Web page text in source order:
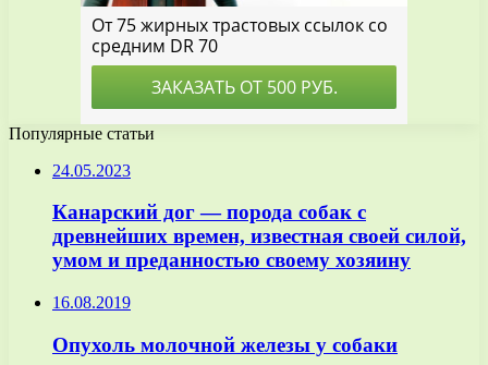
Популярные статьи
24.05.2023
Канарский дог — порода собак с
древнейших времен, известная своей силой,
умом и преданностью своему хозяину
16.08.2019
Опухоль молочной железы у собаки